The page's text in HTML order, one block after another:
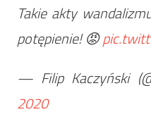
Takie akty
potępienie! 😡
— Filip Kaczyński
2020